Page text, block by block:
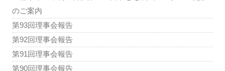
のご案内
第93回理事会報告
第92回理事会報告
第91回理事会報告
第90回理事会報告